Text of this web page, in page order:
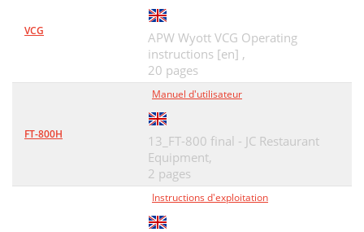
VCG
APW Wyott VCG Operating
instructions [en] ,
20 pages
FT-800H
Manuel d'utilisateur
13_FT-800 final - JC Restaurant
Equipment,
2 pages
Instructions d'exploitation